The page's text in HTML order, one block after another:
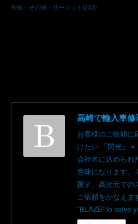
告知・その他・サーキット (233)
お客様のご依頼に
けたい 「閃光」
会社名に込められ
意味になります。
覆す、高次元での
ご依頼をかなえま
"BLAZE" to solve